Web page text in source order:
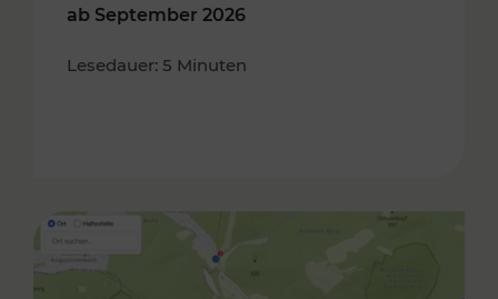
ab September 2026
Lesedauer: 5 Minuten